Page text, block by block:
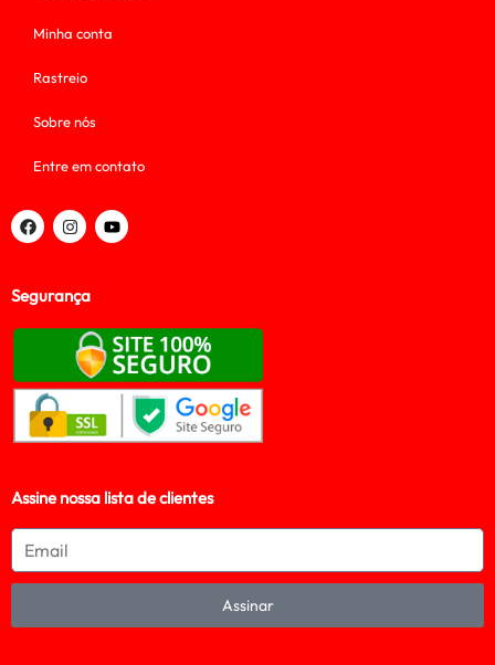
Minha conta
Rastreio
Sobre nós
Entre em contato
Segurança
Assine nossa lista de clientes
Assinar